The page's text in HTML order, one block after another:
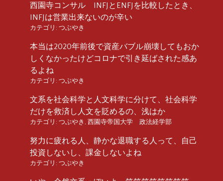
西園寺コンサル INFJとENFJを比較したとき、
INFJは営業出来ないのが辛い
カテゴリ: つぶやき
本当は2020年前後で資産バブル崩壊してもおか
しくなかったけどコロナで引き延ばされた感あ
るよね
カテゴリ: つぶやき
文系を社会科学と人文科学に分けて、社会科学
だけを救済し人文を貶めるの、浅はか
カテゴリ: つぶやき , 西園寺帝国大学 政法経学部
努力に疲れる人、静かな退職する人って、自己
投資しないし、課金しないよね
カテゴリ: つぶやき